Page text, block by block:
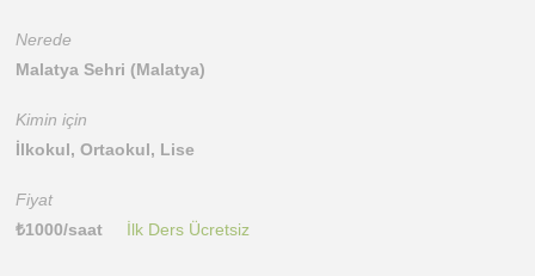
Nerede
Malatya Sehri (Malatya)
Kimin için
İlkokul, Ortaokul, Lise
Fiyat
₺1000/saat İlk Ders Ücretsiz